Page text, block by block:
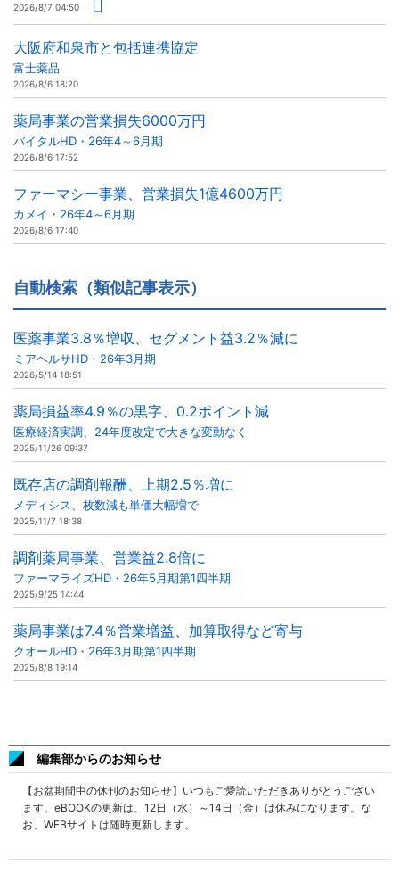
2026/8/7 04:50
大阪府和泉市と包括連携協定
富士薬品
2026/8/6 18:20
薬局事業の営業損失6000万円
バイタルHD・26年4～6月期
2026/8/6 17:52
ファーマシー事業、営業損失1億4600万円
カメイ・26年4～6月期
2026/8/6 17:40
自動検索（類似記事表示）
医薬事業3.8％増収、セグメント益3.2％減に
ミアヘルサHD・26年3月期
2026/5/14 18:51
薬局損益率4.9％の黒字、0.2ポイント減
医療経済実調、24年度改定で大きな変動なく
2025/11/26 09:37
既存店の調剤報酬、上期2.5％増に
メディシス、枚数減も単価大幅増で
2025/11/7 18:38
調剤薬局事業、営業益2.8倍に
ファーマライズHD・26年5月期第1四半期
2025/9/25 14:44
薬局事業は7.4％営業増益、加算取得など寄与
クオールHD・26年3月期第1四半期
2025/8/8 19:14
編集部からのお知らせ
【お盆期間中の休刊のお知らせ】いつもご愛読いただきありがとうござい
ます。eBOOKの更新は、12日（水）～14日（金）は休みになります。な
お、WEBサイトは随時更新します。